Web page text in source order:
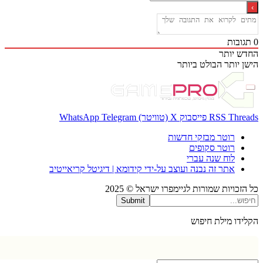
יותר
יותר הבולט ביותר
RSS פייסבוק X (טוויטר) WhatsApp Telegram
רוטר מבזקי חדשות
רוטר סקופים
לוח שנה עברי
אתר זה נבנה ועוצב על-ידי קידומא | דיגיטל קריאייטיב
שמורות לגיימפרו ישראל © 2025
Submit
מילת חיפוש